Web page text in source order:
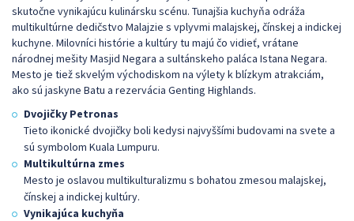
skutočne vynikajúcu kulinársku scénu. Tunajšia kuchyňa odráža
multikultúrne dedičstvo Malajzie s vplyvmi malajskej, čínskej a indickej
kuchyne. Milovníci histórie a kultúry tu majú čo vidieť, vrátane
národnej mešity Masjid Negara a sultánskeho paláca Istana Negara.
Mesto je tiež skvelým východiskom na výlety k blízkym atrakciám,
ako sú jaskyne Batu a rezervácia Genting Highlands.
Dvojičky Petronas
Tieto ikonické dvojičky boli kedysi najvyššími budovami na svete a
sú symbolom Kuala Lumpuru.
Multikultúrna zmes
Mesto je oslavou multikulturalizmu s bohatou zmesou malajskej,
čínskej a indickej kultúry.
Vynikajúca kuchyňa